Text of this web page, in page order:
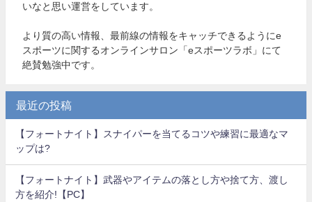
いなと思い運営をしています。
より質の高い情報、最前線の情報をキャッチできるようにe
スポーツに関するオンラインサロン「eスポーツラボ」にて
絶賛勉強中です。
最近の投稿
【フォートナイト】スナイパーを当てるコツや練習に最適なマ
ップは?
【フォートナイト】武器やアイテムの落とし方や捨て方、渡し
方を紹介!【PC】